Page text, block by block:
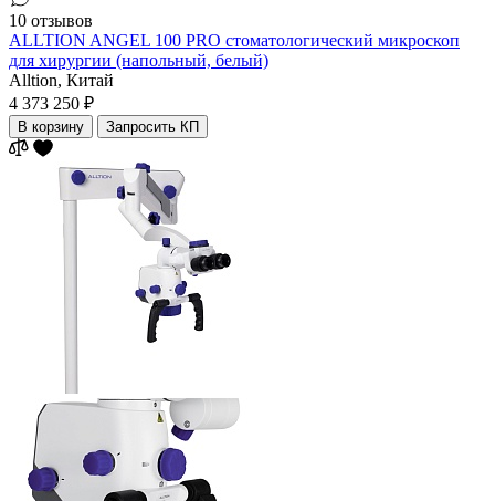
10 отзывов
ALLTION ANGEL 100 PRO стоматологический микроскоп
для хирургии (напольный, белый)
Alltion, Китай
4 373 250 ₽
В корзину Запросить КП